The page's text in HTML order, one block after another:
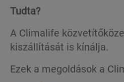
Tudta?
A Climalife
kiszállítását is kínálja.
Ezek a megoldások a